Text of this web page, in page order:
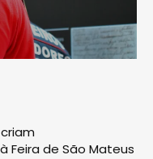
Feira de São Mateus